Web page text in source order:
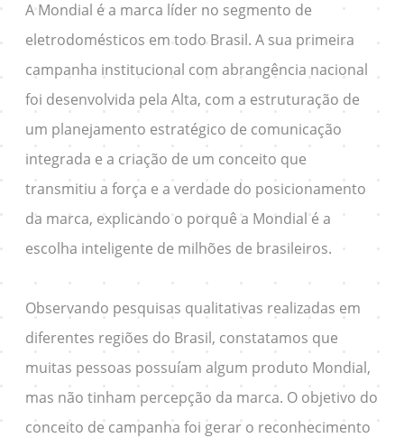
A Mondial é a marca líder no segmento de
eletrodomésticos em todo Brasil. A sua primeira
campanha institucional com abrangência nacional
foi desenvolvida pela Alta, com a estruturação de
um planejamento estratégico de comunicação
integrada e a criação de um conceito que
transmitiu a força e a verdade do posicionamento
da marca, explicando o porquê a Mondial é a
escolha inteligente de milhões de brasileiros.
Observando pesquisas qualitativas realizadas em
diferentes regiões do Brasil, constatamos que
muitas pessoas possuíam algum produto Mondial,
mas não tinham percepção da marca. O objetivo do
conceito de campanha foi gerar o reconhecimento